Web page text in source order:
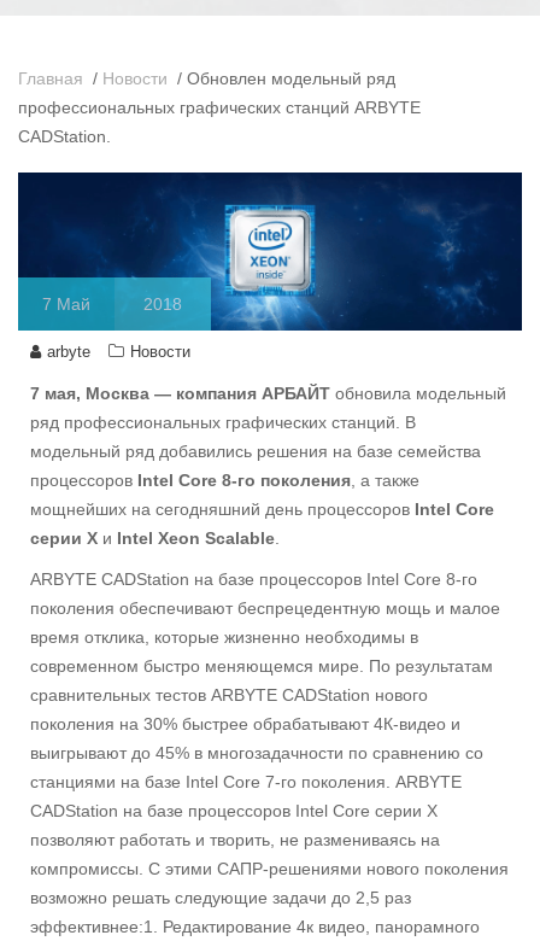
Главная / Новости / Обновлен модельный ряд
профессиональных графических станций ARBYTE
CADStation.
7 Май 2018
arbyte Новости
7 мая, Москва — компания АРБАЙТ обновила модельный
ряд профессиональных графических станций. В
модельный ряд добавились решения на базе семейства
процессоров Intel Core 8-го поколения, а также
мощнейших на сегодняшний день процессоров Intel Core
серии Х и Intel Xeon Scalable.
ARBYTE CADStation на базе процессоров Intel Core 8-го
поколения обеспечивают беспрецедентную мощь и малое
время отклика, которые жизненно необходимы в
современном быстро меняющемся мире. По результатам
сравнительных тестов ARBYTE CADStation нового
поколения на 30% быстрее обрабатывают 4К-видео и
выигрывают до 45% в многозадачности по сравнению со
станциями на базе Intel Core 7-го поколения. ARBYTE
CADStation на базе процессоров Intel Core серии Х
позволяют работать и творить, не размениваясь на
компромиссы. С этими САПР-решениями нового поколения
возможно решать следующие задачи до 2,5 раз
эффективнее:1. Редактирование 4к видео, панорамного